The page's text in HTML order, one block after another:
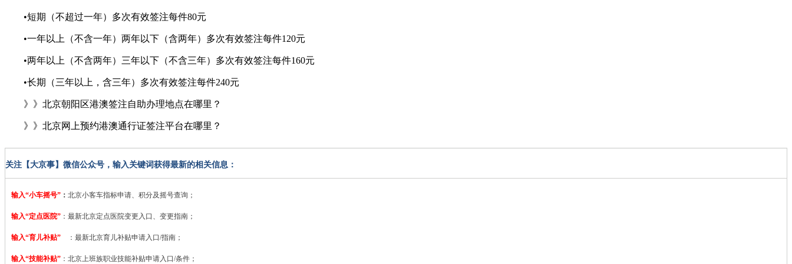
•短期（不超过一年）多次有效签注每件80元
•一年以上（不含一年）两年以下（含两年）多次有效签注每件120元
•两年以上（不含两年）三年以下（不含三年）多次有效签注每件160元
•长期（三年以上，含三年）多次有效签注每件240元
》》北京朝阳区港澳签注自助办理地点在哪里？
》》北京网上预约港澳通行证签注平台在哪里？
关注【大京事】微信公众号，输入关键词获得最新的相关信息：
输入“小车摇号” ： 北京小客车指标申请、积分及摇号查询；
输入“定点医院” ： 最新北京定点医院变更入口、变更指南；
输入“育儿补贴” ：最新北京育儿补贴申请入口/指南；
输入“技能补贴” ： 北京上班族职业技能补贴申请入口/条件；